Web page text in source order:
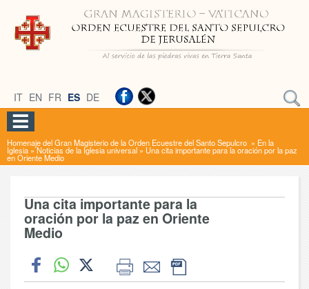
IT EN FR ES DE
Homenaje del Gran Magisterio de la Orden Ecuestre del Santo Sepulcro » En la
Iglesia »Noticias de la Iglesia universal » Una cita importante para la oración por la paz
en Oriente Medio
Una cita importante para la
oración por la paz en Oriente
Medio